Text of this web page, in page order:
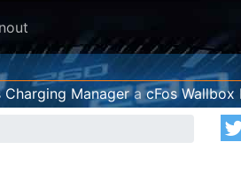
Charging ManageracFos Wallbox